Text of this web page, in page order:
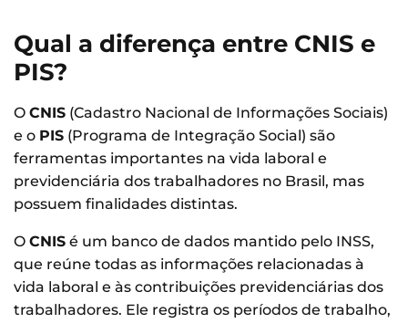
Qual a diferença entre CNIS e
PIS?
O CNIS (Cadastro Nacional de Informações Sociais)
e o PIS (Programa de Integração Social) são
ferramentas importantes na vida laboral e
previdenciária dos trabalhadores no Brasil, mas
possuem finalidades distintas.
O CNIS é um banco de dados mantido pelo INSS,
que reúne todas as informações relacionadas à
vida laboral e às contribuições previdenciárias dos
trabalhadores. Ele registra os períodos de trabalho,